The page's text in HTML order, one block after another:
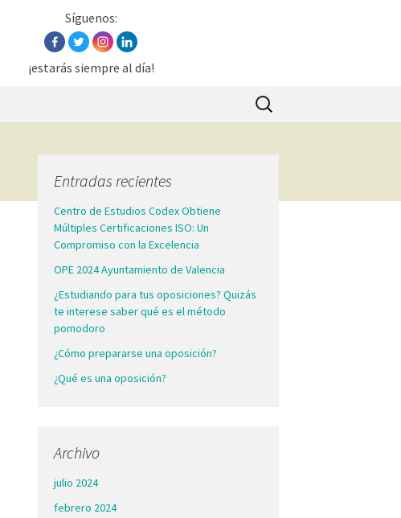
Síguenos:
¡estarás siempre al día!
Buscar:
Entradas recientes
Centro de Estudios Codex Obtiene
Múltiples Certificaciones ISO: Un
Compromiso con la Excelencia
OPE 2024 Ayuntamiento de Valencia
¿Estudiando para tus oposiciones? Quizás
te interese saber qué es el método
pomodoro
¿Cómo prepararse una oposición?
¿Qué es una oposición?
Archivo
julio 2024
febrero 2024